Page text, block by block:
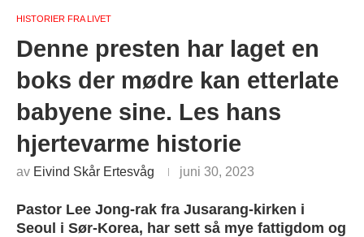
HISTORIER FRA LIVET
Denne presten har laget en
boks der mødre kan etterlate
babyene sine. Les hans
hjertevarme historie
av Eivind Skår Ertesvåg juni 30, 2023
Pastor Lee Jong-rak fra Jusarang-kirken i
Seoul i Sør-Korea, har sett så mye fattigdom og